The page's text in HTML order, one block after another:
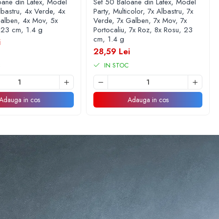
4x Verde, 4x
4x Mov, 5x
cm, 1.4 g
in cos
Party, Multicolor, 7x Albastru, 7x
Verde, 7x Galben, 7x Mov, 7x
Portocaliu, 7x Roz, 8x Rosu, 23
cm, 1.4 g
28,59 Lei
IN STOC
Adauga in cos